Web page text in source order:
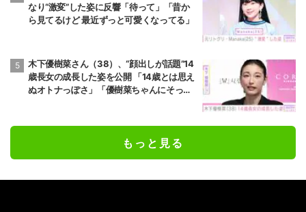
なり“激変”した姿に反響「待って」「昔か
ら見てるけど 最近ずっと可愛くなってる」
木下優樹菜さん（38）、“顔出しが話題”14
歳長女の成長した姿を公開 「14歳とは思え
ぬオトナっぽさ」「優樹菜ちゃんにそっく
もっと見る